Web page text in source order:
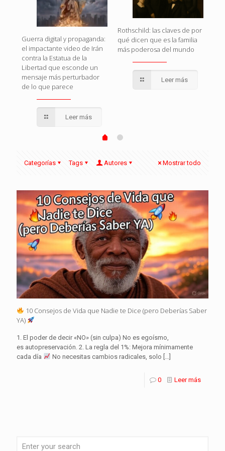
Guerra digital y propaganda:
el impactante video de Irán
contra la Estatua de la
Libertad que esconde un
mensaje más perturbador
de lo que parece
Leer más
Rothschild: las claves de por
qué dicen que es la familia
más poderosa del mundo
Leer más
Categorías Tags Autores Mostrar todo
10 Consejos de Vida que Nadie te Dice (pero Deberías Saber
YA)
1. El poder de decir «NO» (sin culpa) No es egoísmo,
es autopreservación. 2. La regla del 1%: Mejora mínimamente
cada día
No necesitas cambios radicales, solo […]
0 Leer más